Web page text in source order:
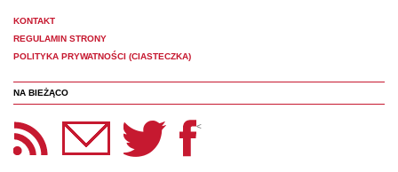
KONTAKT
REGULAMIN STRONY
POLITYKA PRYWATNOŚCI (CIASTECZKA)
NA BIEŻĄCO
Panoptyka Facebook <